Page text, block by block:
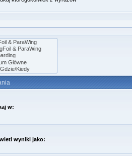
w:
wyniki jako: